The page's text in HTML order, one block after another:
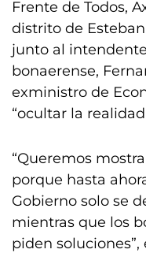
Frente de Todos,
distrito de
junto al
bonaerense,
exministro de
“ocultar la
“Queremos
porque hasta
Gobierno solo se
mientras que los
piden